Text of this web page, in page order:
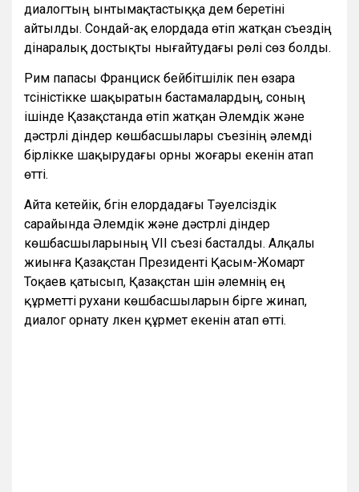
диалогтың ынтымақтастыққа дем беретіні
айтылды. Сондай-ақ елордада өтіп жатқан съездің
дінаралық достықты нығайтудағы рөлі сөз болды.
Рим папасы Франциск бейбітшілік пен өзара
түсіністікке шақыратын бастамалардың, соның
ішінде Қазақстанда өтіп жатқан Әлемдік және
дәстүрлі діндер көшбасшылары съезінің әлемді
бірлікке шақырудағы орны жоғары екенін атап
өтті.
Айта кетейік, бүгін елордадағы Тәуелсіздік
сарайында Әлемдік және дәстүрлі діндер
көшбасшыларының VII съезі басталды. Алқалы
жиынға Қазақстан Президенті Қасым-Жомарт
Тоқаев қатысып, Қазақстан үшін әлемнің ең
құрметті рухани көшбасшыларын бірге жинап,
диалог орнату үлкен құрмет екенін атап өтті.